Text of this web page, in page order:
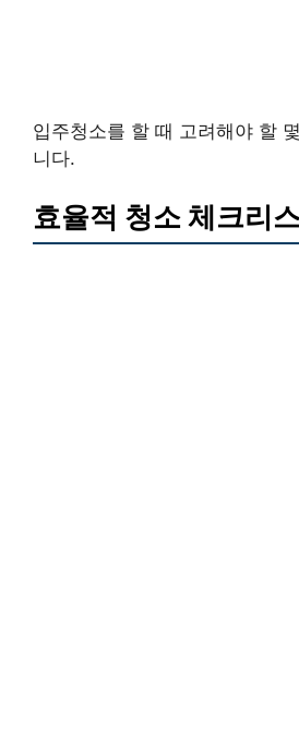
입주청소를 할 때 고려해야 할
니다.
효율적 청소 체크리